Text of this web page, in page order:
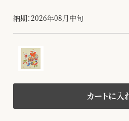
納期：2026年08月中旬
カートに入